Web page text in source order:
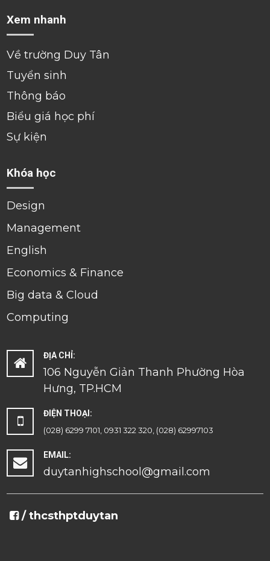
Xem nhanh
Về trường Duy Tân
Tuyển sinh
Thông báo
Biểu giá học phí
Sự kiện
Khóa học
Design
Management
English
Economics & Finance
Big data & Cloud
Computing
ĐỊA CHỈ:
106 Nguyễn Giản Thanh Phường Hòa
Hưng, TP.HCM
ĐIỆN THOẠI:
(028) 6299 7101, 0931 322 320, (028) 62997103
EMAIL:
duytanhighschool@gmail.com
/ thcsthptduytan